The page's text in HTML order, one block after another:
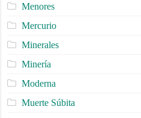
Menores
Mercurio
Minerales
Minería
Moderna
Muerte Súbita